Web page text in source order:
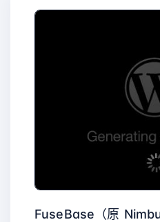
FuseBase（原